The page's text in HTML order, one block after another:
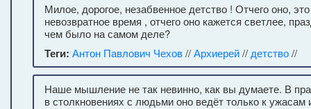
Милое, дорогое, незабвенное детство ! Отчего оно,
невозвратное время , отчего оно кажется светлее,
чем было на самом деле?
Теги: Антон Павлович Чехов//Архиерей// детство//
Наше мышление не так невинно, как вы думаете. В
в столкновениях с людьми оно ведёт только к ужасам